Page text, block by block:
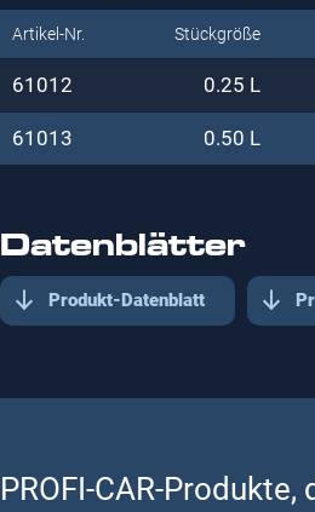
Artikel-Nr. Stückgröße
61012 0.25 L
61013 0.50 L
Datenblätter
Produkt-Datenblatt
PROFI-CAR-